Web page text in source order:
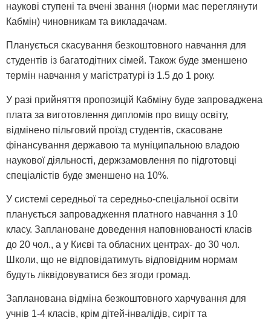
наукові ступені та вчені звання (норми має переглянути
Кабмін) чиновникам та викладачам.
Планується скасування безкоштовного навчання для
студентів із багатодітних сімей. Також буде зменшено
термін навчання у магістратурі із 1.5 до 1 року.
У разі прийняття пропозицій Кабміну буде запроваджена
плата за виготовлення дипломів про вищу освіту,
відмінено пільговий проїзд студентів, скасоване
фінансування державою та муніципальною владою
наукової діяльності, держзамовлення по підготовці
спеціалістів буде зменшено на 10%.
У системі середньої та середньо-спеціальної освіти
планується запровадження платного навчання з 10
класу. Заплановане доведення наповнюваності класів
до 20 чол., а у Києві та обласних центрах- до 30 чол.
Школи, що не відповідатимуть відповідним нормам
будуть ліквідовуватися без згоди громад.
Запланована відміна безкоштовного харчування для
учнів 1-4 класів, крім дітей-інвалідів, сиріт та